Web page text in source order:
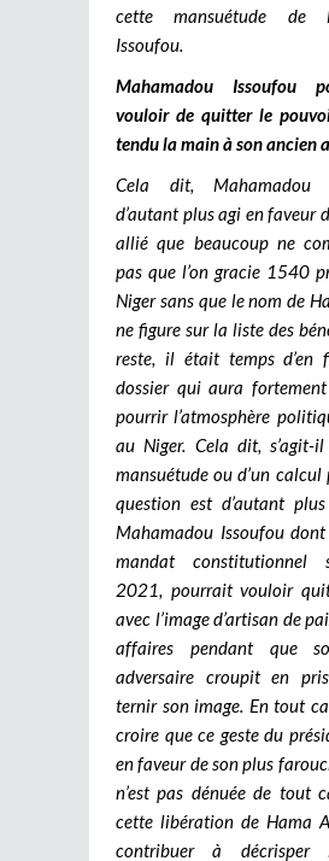
cette mansuétude de
Issoufou.
Mahamadou Issoufou
vouloir de quitter le
tendu la main à son ancien
Cela dit, Mahamadou
d’autant plus agi en faveur
allié que beaucoup ne
pas que l’on gracie 1540
Niger sans que le nom de
ne figure sur la liste des
reste, il était temps d’en
dossier qui aura
pourrir l’atmosphère
au Niger. Cela dit, s’agit-il
mansuétude ou d’un calcul
question est d’autant
Mahamadou Issoufou
mandat constitutionnel
2021, pourrait vouloir
avec l’image d’artisan de
affaires pendant que
adversaire croupit en
ternir son image. En tout
croire que ce geste du
en faveur de son plus
n’est pas dénuée de tout
cette libération de Hama
contribuer à décrisper